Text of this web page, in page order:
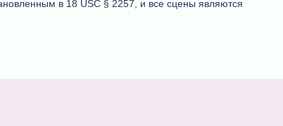
в 18 USC § 2257, и все сцены являются